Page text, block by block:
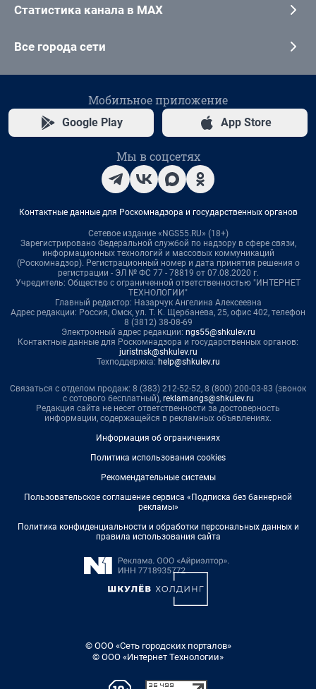
Статистика канала в MAX
Все города сети
Мобильное приложение
Google Play App Store
Мы в соцсетях
Контактные данные для Роскомнадзора и государственных органов
Сетевое издание «NGS55.RU» (18+)
Зарегистрировано Федеральной службой по надзору в сфере связи,
информационных технологий и массовых коммуникаций
(Роскомнадзор). Регистрационный номер и дата принятия решения о
регистрации - ЭЛ № ФС 77 - 78819 от 07.08.2020 г.
Учредитель: Общество с ограниченной ответственностью "ИНТЕРНЕТ
ТЕХНОЛОГИИ"
Главный редактор: Назарчук Ангелина Алексеевна
Адрес редакции: Россия, Омск, ул. Т. К. Щербанева, 25, офис 402, телефон
8 (3812) 38-08-69
Электронный адрес редакции: ngs55@shkulev.ru
Контактные данные для Роскомнадзора и государственных органов:
juristnsk@shkulev.ru
Техподдержка: help@shkulev.ru
Связаться с отделом продаж: 8 (383) 212-52-52, 8 (800) 200-03-83 (звонок
с сотового бесплатный), reklamangs@shkulev.ru
Редакция сайта не несет ответственности за достоверность
информации, содержащейся в рекламных объявлениях.
Информация об ограничениях
Политика использования cookies
Рекомендательные системы
Пользовательское соглашение сервиса «Подписка без баннерной
рекламы»
Политика конфиденциальности и обработки персональных данных и
правила использования сайта
© ООО «Сеть городских порталов»
© ООО «Интернет Технологии»